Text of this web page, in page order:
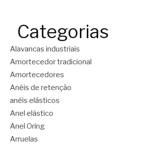
Categorias
Alavancas industriais
Amortecedor tradicional
Amortecedores
Anéis de retenção
anéis elásticos
Anel elástico
Anel Oring
Arruelas